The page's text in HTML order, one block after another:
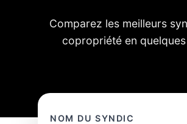
Comparez les meilleurs
copropriété en
NOM DU SYNDIC